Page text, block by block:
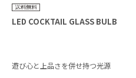
LED COCKTAIL GLASS BULB
遊び心と上品さを併せ持つ光源